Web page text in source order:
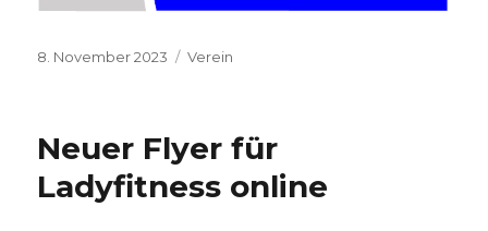
Veröffentlicht
8. November 2023 Kategorien
Verein
Neuer Flyer für
Ladyfitness online